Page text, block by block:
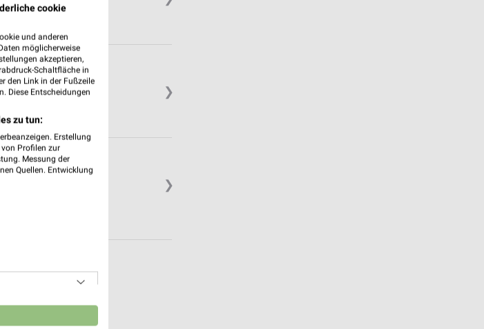
❯
❯
cookie
und anderen
möglicherweise
akzeptieren,
Schaltfläche in
den Link in der Fußzeile
Diese Entscheidungen
zu tun:
Erstellung
Profilen zur
Messung der
Quellen. Entwicklung